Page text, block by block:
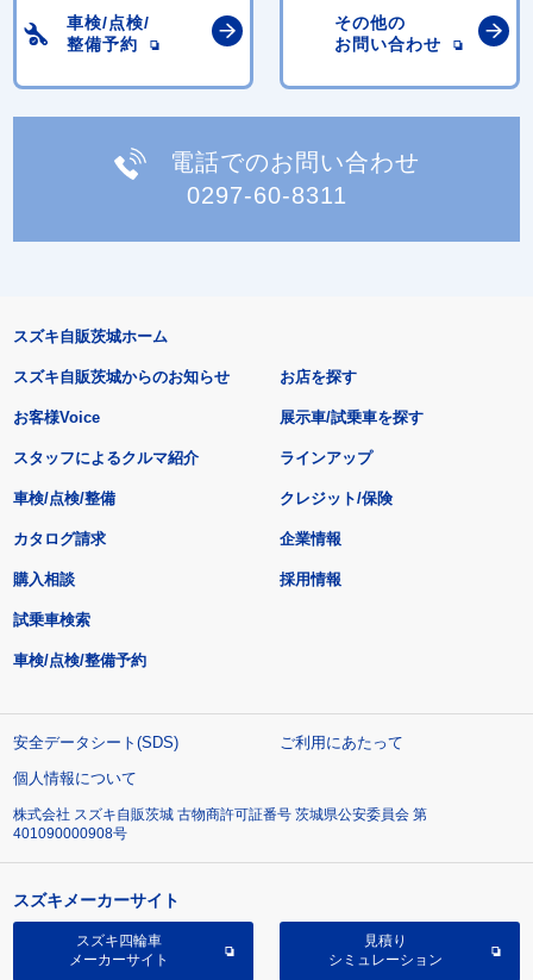
車検/点検/
整備予約
その他の
お問い合わせ
電話でのお問い合わせ
0297-60-8311
スズキ自販茨城ホーム
スズキ自販茨城からのお知らせ
お客様Voice
スタッフによるクルマ紹介
お店を探す
展示車/試乗車を探す
ラインアップ
車検/点検/整備 クレジット/保険
カタログ請求
購入相談
試乗車検索
車検/点検/整備予約
企業情報
採用情報
安全データシート(SDS)
ご利用にあたって
個人情報について
株式会社 スズキ自販茨城 古物商許可証番号 茨城県公安委員会 第
401090000908号
スズキメーカーサイト
スズキ四輪車
メーカーサイト
見積り
シミュレーション